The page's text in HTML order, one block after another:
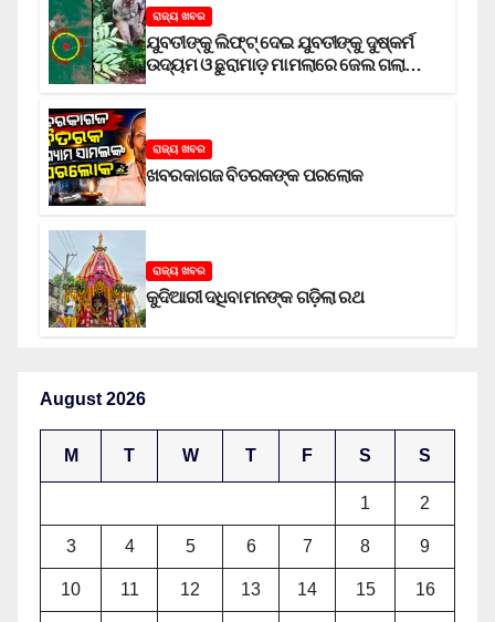
ରାଜ୍ୟ ଖବର
ଯୁବତୀଙ୍କୁ ଲିଫ୍‌ଟ୍‌ ଦେଇ ଯୁବତୀଙ୍କୁ ଦୁଷ୍କର୍ମ
ଉଦ୍ୟମ ଓ ଛୁରାମାଡ଼ ମାମଲାରେ ଜେଲ ଗଲା
ରାଜ୍ୟ ଖବର
ଖବରକାଗଜ ବିତରକଙ୍କ ପରଲୋକ
ରାଜ୍ୟ ଖବର
କୁଦିଆରୀ ଦଧିବାମନଙ୍କ ଗଡ଼ିଲା ରଥ
August 2026
M T W T F S S
1 2
3 4 5 6 7 8 9
10 11 12 13 14 15 16